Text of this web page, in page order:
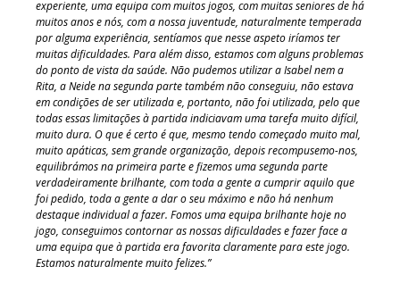
experiente, uma equipa com muitos jogos, com muitas seniores de há
muitos anos e nós, com a nossa juventude, naturalmente temperada
por alguma experiência, sentíamos que nesse aspeto iríamos ter
muitas dificuldades. Para além disso, estamos com alguns problemas
do ponto de vista da saúde. Não pudemos utilizar a Isabel nem a
Rita, a Neide na segunda parte também não conseguiu, não estava
em condições de ser utilizada e, portanto, não foi utilizada, pelo que
todas essas limitações à partida indiciavam uma tarefa muito difícil,
muito dura. O que é certo é que, mesmo tendo começado muito mal,
muito apáticas, sem grande organização, depois recompusemo-nos,
equilibrámos na primeira parte e fizemos uma segunda parte
verdadeiramente brilhante, com toda a gente a cumprir aquilo que
foi pedido, toda a gente a dar o seu máximo e não há nenhum
destaque individual a fazer. Fomos uma equipa brilhante hoje no
jogo, conseguimos contornar as nossas dificuldades e fazer face a
uma equipa que à partida era favorita claramente para este jogo.
Estamos naturalmente muito felizes.”